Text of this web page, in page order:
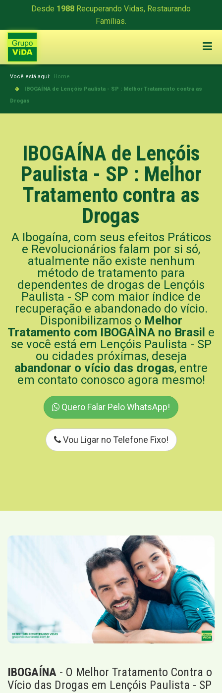
Desde 1988 Recuperando Vidas, Restaurando
Famílias.
Você está aqui: Home
IBOGAÍNA de Lençóis Paulista - SP : Melhor Tratamento contra as
Drogas
IBOGAÍNA de Lençóis
Paulista - SP : Melhor
Tratamento contra as
Drogas
A Ibogaína, com seus efeitos Práticos
e Revolucionários falam por si só,
atualmente não existe nenhum
método de tratamento para
dependentes de drogas de Lençóis
Paulista - SP com maior índice de
recuperação e abandonado do vício.
Disponibilizamos o Melhor
Tratamento com IBOGAÌNA no Brasil e
se você está em Lençóis Paulista - SP
ou cidades próximas, deseja
abandonar o vício das drogas, entre
em contato conosco agora mesmo!
Quero Falar Pelo WhatsApp!
Vou Ligar no Telefone Fixo!
IBOGAÍNA - O Melhor Tratamento Contra o
Vício das Drogas em Lençóis Paulista - SP